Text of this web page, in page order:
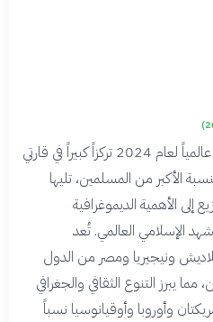
يُظهر التوزيع السكاني للمسلمين عالمياً لعام 2024 تركزاً كبيراً في قارتي
الأكبر من المسلمين، تليها
إلى الأهمية الديموغرافية
الإسلامي العالمي. تُعد
ونيجيريا ومصر من الدول
يبرز التنوع الثقافي والجغرافي
وأوروبا وأوقيانوسيا نسباً